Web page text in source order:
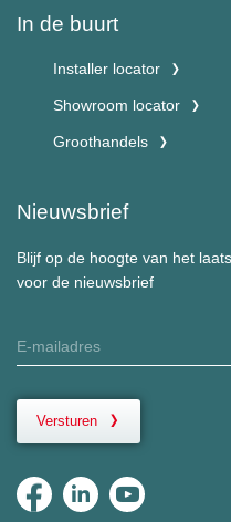
In de buurt
Installer locator
Showroom locator
Groothandels
Nieuwsbrief
Blijf op de hoogte van het
voor de nieuwsbrief
Versturen